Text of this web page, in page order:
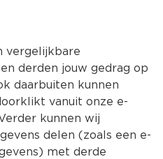
Kies jouw
Producten
vergelijkbare
derden jouw gedrag op
daarbuiten kunnen
vanuit onze e-
kunnen wij
delen (zoals een e-
met derde